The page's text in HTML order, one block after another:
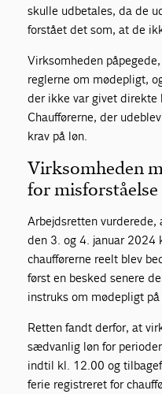
skulle udbetales, da de
forstået det som, at de
Virksomheden
reglerne om mødepligt,
der ikke var givet direkte
Chaufførerne, der
krav på løn.
Virksomheden
for misforståelse
Arbejdsretten
den 3. og 4. januar 2024
chaufførerne reelt blev
først en besked senere
instruks om mødepligt
Retten fandt derfor, at
sædvanlig løn for
indtil kl. 12.00 og
ferie registreret for